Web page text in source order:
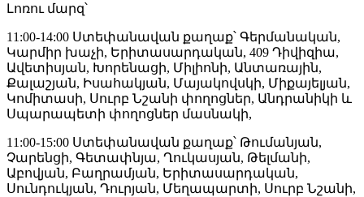
Լոռու մարզ՝
11:00-14:00 Ստեփանավան քաղաք՝ Գերմանական,
Կարմիր խաչի, Երիտասարդական, 409 Դիվիզիա,
Ավետիսյան, Խորենացի, Միլիոնի, Անտառային,
Քալաշյան, Իսահակյան, Մայակովսկի, Միքայելյան,
Կոմիտասի, Սուրբ Նշանի փողոցներ, Անդրանիկի և
Սպարապետի փողոցներ մասնակի,
11:00-15:00 Ստեփանավան քաղաք՝ Թումանյան,
Չարենցի, Գետափնյա, Ղուկասյան, Թելմանի,
Աբովյան, Բաղրամյան, Երիտասարդական,
Սունդուկյան, Դուրյան, Մեղապարտի, Սուրբ Նշանի,